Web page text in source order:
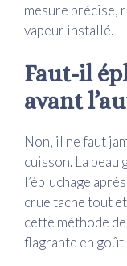
mesure précise,
vapeur installé.
Faut-il
avant
Non, il ne faut
cuisson. La
l’épluchage
crue tache tout
cette méthode
flagrante en goût